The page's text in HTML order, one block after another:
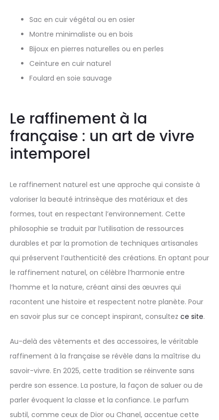
Sac en cuir végétal ou en osier
Montre minimaliste ou en bois
Bijoux en pierres naturelles ou en perles
Ceinture en cuir naturel
Foulard en soie sauvage
Le raffinement à la
française : un art de vivre
intemporel
Le raffinement naturel est une approche qui consiste à
valoriser la beauté intrinsèque des matériaux et des
formes, tout en respectant l’environnement. Cette
philosophie se traduit par l’utilisation de ressources
durables et par la promotion de techniques artisanales
qui préservent l’authenticité des créations. En optant pour
le raffinement naturel, on célèbre l’harmonie entre
l’homme et la nature, créant ainsi des œuvres qui
racontent une histoire et respectent notre planète. Pour
en savoir plus sur ce concept inspirant, consultez ce site.
Au-delà des vêtements et des accessoires, le véritable
raffinement à la française se révèle dans la maîtrise du
savoir-vivre. En 2025, cette tradition se réinvente sans
perdre son essence. La posture, la façon de saluer ou de
parler évoquent la classe et la confiance. Le parfum
subtil, comme ceux de Dior ou Chanel, accentue cette